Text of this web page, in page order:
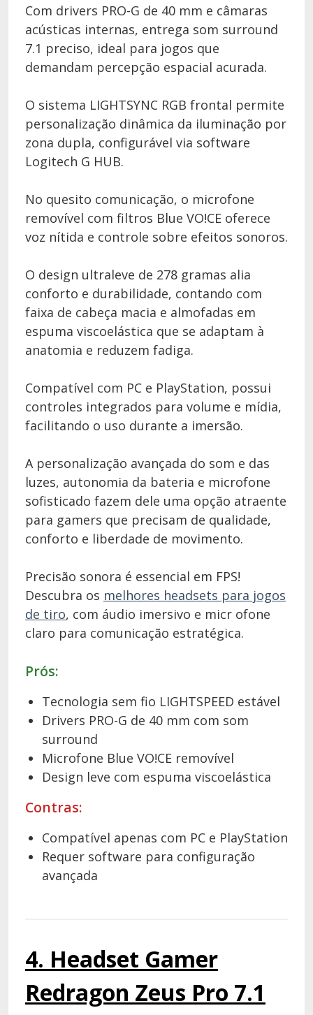
Com drivers PRO-G de 40 mm e câmaras
acústicas internas, entrega som surround
7.1 preciso, ideal para jogos que
demandam percepção espacial acurada.
O sistema LIGHTSYNC RGB frontal permite
personalização dinâmica da iluminação por
zona dupla, configurável via software
Logitech G HUB.
No quesito comunicação, o microfone
removível com filtros Blue VO!CE oferece
voz nítida e controle sobre efeitos sonoros.
O design ultraleve de 278 gramas alia
conforto e durabilidade, contando com
faixa de cabeça macia e almofadas em
espuma viscoelástica que se adaptam à
anatomia e reduzem fadiga.
Compatível com PC e PlayStation, possui
controles integrados para volume e mídia,
facilitando o uso durante a imersão.
A personalização avançada do som e das
luzes, autonomia da bateria e microfone
sofisticado fazem dele uma opção atraente
para gamers que precisam de qualidade,
conforto e liberdade de movimento.
Precisão sonora é essencial em FPS!
Descubra os melhores headsets para jogos
de tiro, com áudio imersivo e micr ofone
claro para comunicação estratégica.
Prós:
Tecnologia sem fio LIGHTSPEED estável
Drivers PRO-G de 40 mm com som
surround
Microfone Blue VO!CE removível
Design leve com espuma viscoelástica
Contras:
Compatível apenas com PC e PlayStation
Requer software para configuração
avançada
4. Headset Gamer
Redragon Zeus Pro 7.1